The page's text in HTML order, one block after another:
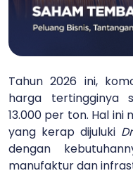
Tahun 2026 ini,
harga tertingginya
13.000 per ton. Hal
yang kerap dijuluki
dengan
manufaktur dan